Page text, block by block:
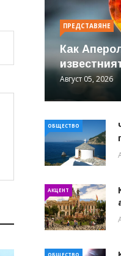
ПРЕДСТАВЯНЕ
Как
Август 05, 2026
ОБЩЕСТВО
АКЦЕНТ